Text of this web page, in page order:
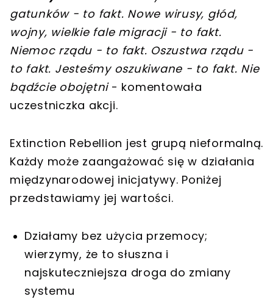
gatunków - to fakt. Nowe wirusy, głód,
wojny, wielkie fale migracji - to fakt.
Niemoc rządu - to fakt. Oszustwa rządu -
to fakt. Jesteśmy oszukiwane - to fakt. Nie
bądźcie obojętni- komentowała
uczestniczka akcji.
Extinction Rebellion jest grupą nieformalną.
Każdy może zaangażować się w działania
międzynarodowej inicjatywy. Poniżej
przedstawiamy jej wartości.
Działamy bez użycia przemocy;
wierzymy, że to słuszna i
najskuteczniejsza droga do zmiany
systemu